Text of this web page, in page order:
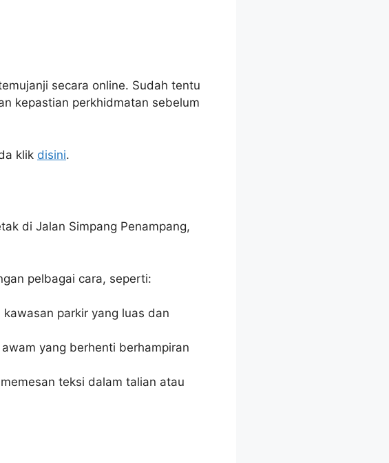
secara online. Sudah tentu
kepastian perkhidmatan sebelum
klik disini.
di Jalan Simpang Penampang,
pelbagai cara, seperti:
kawasan parkir yang luas dan
yang berhenti berhampiran
teksi dalam talian atau